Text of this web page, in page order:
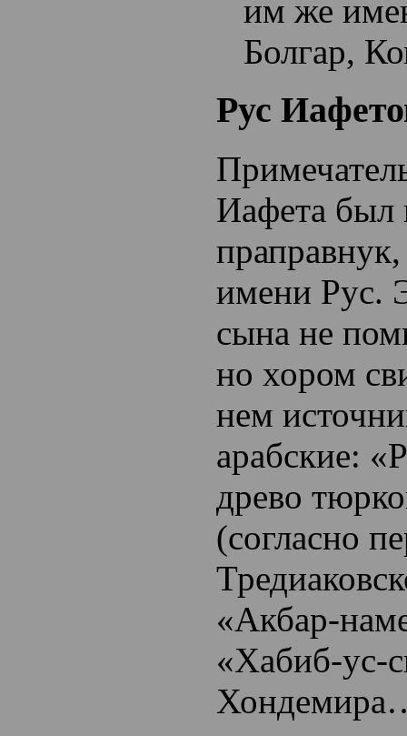
им же
Болгар,
Рус
Иафета был
имени Рус.
сына не
но хором
нем
арабские:
древо
(согласно
«Акбар-
«Хабиб-ус-